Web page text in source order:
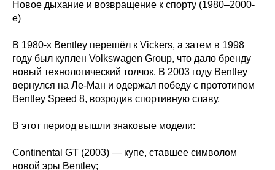
Новое дыхание и возвращение к спорту (1980–2000-
е)
В 1980‑х Bentley перешёл к Vickers, а затем в 1998
году был куплен Volkswagen Group, что дало бренду
новый технологический толчок. В 2003 году Bentley
вернулся на Ле-Ман и одержал победу с прототипом
Bentley Speed 8, возродив спортивную славу.
В этот период вышли знаковые модели:
Continental GT (2003) — купе, ставшее символом
новой эры Bentley;